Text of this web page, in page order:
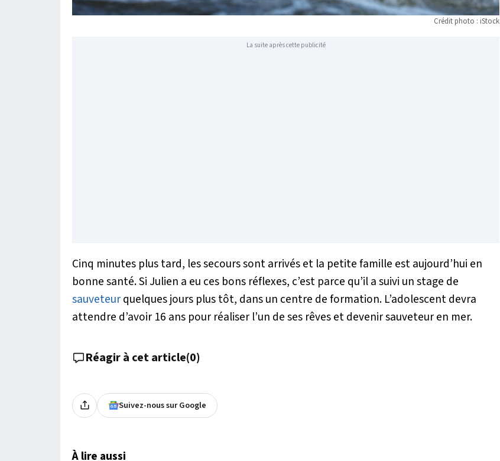
Crédit photo : iStock
La suite après cette publicité
Cinq minutes plus tard, les secours sont arrivés et la petite famille est aujourd’hui en
bonne santé. Si Julien a eu ces bons réflexes, c’est parce qu’il a suivi un stage de
sauveteurquelques jours plus tôt, dans un centre de formation. L’adolescent devra
attendre d’avoir 16 ans pour réaliser l’un de ses rêves et devenir sauveteur en mer.
Réagir à cet article(0)
Suivez-nous sur Google
À lire aussi